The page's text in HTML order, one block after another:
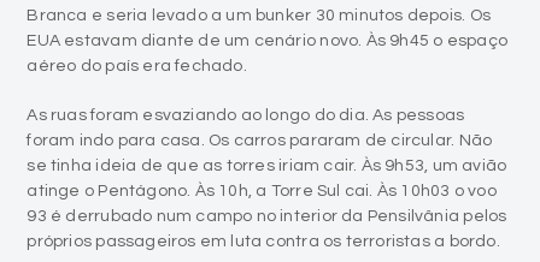
Branca e seria levado a um bunker 30 minutos depois. Os
EUA estavam diante de um cenário novo. Às 9h45 o espaço
aéreo do país era fechado.
As ruas foram esvaziando ao longo do dia. As pessoas
foram indo para casa. Os carros pararam de circular. Não
se tinha ideia de que as torres iriam cair. Às 9h53, um avião
atinge o Pentágono. Às 10h, a Torre Sul cai. Às 10h03 o voo
93 é derrubado num campo no interior da Pensilvânia pelos
próprios passageiros em luta contra os terroristas a bordo.